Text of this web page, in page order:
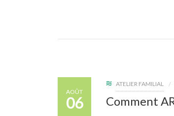
AOÛT
06
ATELIER FAMILIAL
Comment